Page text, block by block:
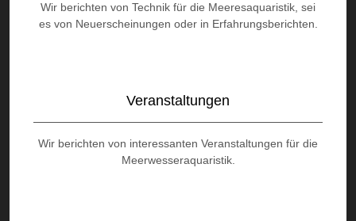
Wir berichten von Technik für die Meeresaquaristik, sei
es von Neuerscheinungen oder in Erfahrungsberichten.
Veranstaltungen
Wir berichten von interessanten Veranstaltungen für die
Meerwesseraquaristik.